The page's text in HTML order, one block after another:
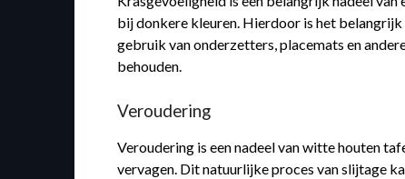
bij donkere kleuren. Hierdoor is het
gebruik van onderzetters, placemats en
behouden.
Veroudering
Veroudering is een nadeel van witte houten
vervagen. Dit natuurlijke proces van slijtage